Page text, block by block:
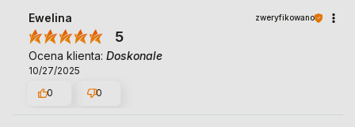
Ewelina zweryfikowano
5
Ocena klienta: Doskonale
10/27/2025
0
0